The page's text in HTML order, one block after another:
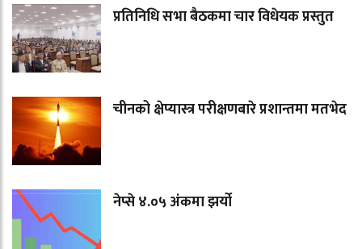
प्रतिनिधि सभा बैठकमा चार विधेयक प्रस्तुत
चीनको क्षेप्यास्त्र परीक्षणबारे प्रशान्तमा मतभेद
नेप्से ४.०५ अंकमा झर्यो